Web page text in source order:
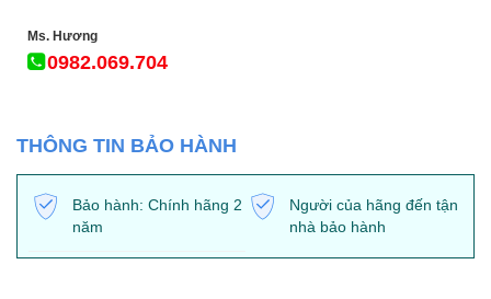
Ms. Hương
0982.069.704
THÔNG TIN BẢO HÀNH
Bảo hành: Chính hãng 2
năm
Người của hãng đến tận
nhà bảo hành